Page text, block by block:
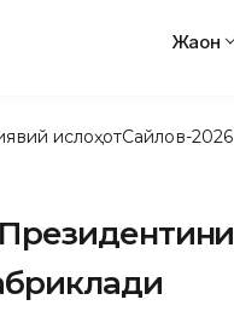
Жаҳон
ислоҳотСайлов-2026